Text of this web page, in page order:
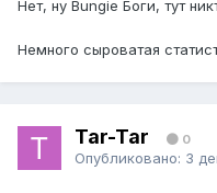
Нет, ну Bungie Боги, тут
Немного сыроватая
Tar-Tar 0
Опубликовано: 3